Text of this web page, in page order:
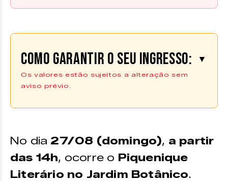
Como garantir o seu ingresso: ▼
Os valores estão sujeitos a alteração sem
aviso prévio.
No dia 27/08 (domingo), a partir
das 14h, ocorre o Piquenique
Literário no Jardim Botânico.